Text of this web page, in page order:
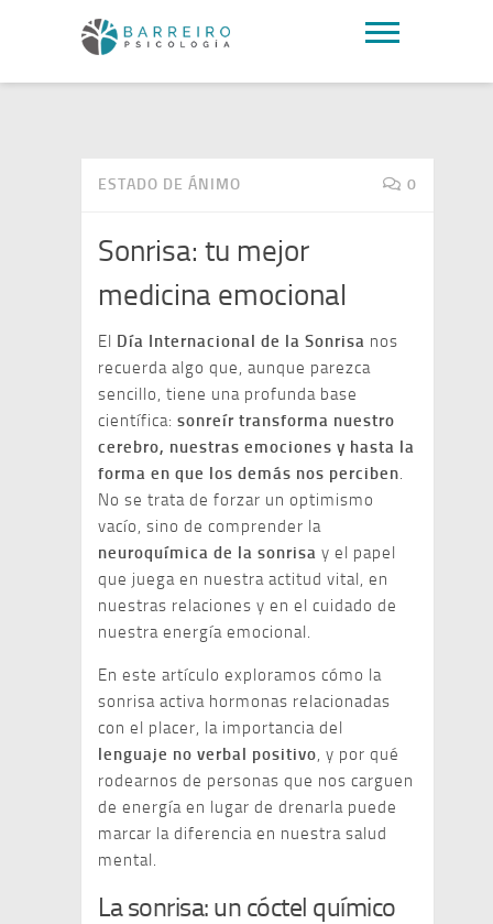
ESTADO DE ÁNIMO 0
Sonrisa: tu mejor
medicina emocional
El Día Internacional de la Sonrisa nos
recuerda algo que, aunque parezca
sencillo, tiene una profunda base
científica: sonreír transforma nuestro
cerebro, nuestras emociones y hasta la
forma en que los demás nos perciben.
No se trata de forzar un optimismo
vacío, sino de comprender la
neuroquímica de la sonrisa y el papel
que juega en nuestra actitud vital, en
nuestras relaciones y en el cuidado de
nuestra energía emocional.
En este artículo exploramos cómo la
sonrisa activa hormonas relacionadas
con el placer, la importancia del
lenguaje no verbal positivo, y por qué
rodearnos de personas que nos carguen
de energía en lugar de drenarla puede
marcar la diferencia en nuestra salud
mental.
La sonrisa: un cóctel químico